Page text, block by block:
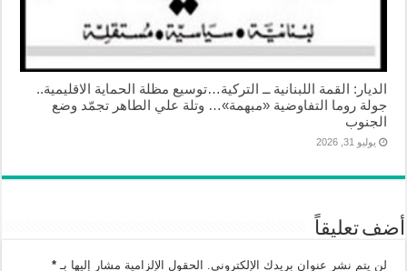
الديار: القمة اللبنانية ــ التركية…توسيع مظلة الحماية الاقليمية..
جولة روما التفاوضية «مبهمة»… وتلة علي الطاهر تجمّد وضع
الجنوب
يوليو 31, 2026
أضف تعليقاً
لن يتم نشر عنوان بريدك الإلكتروني. الحقول الإلزامية مشار إليها بـ*